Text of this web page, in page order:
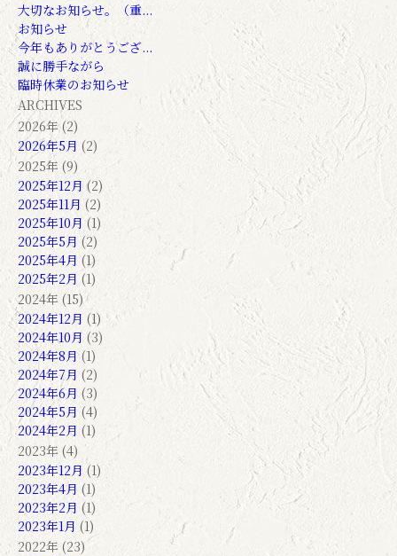
大切なお知らせ。（重...
お知らせ
今年もありがとうござ...
誠に勝手ながら
臨時休業のお知らせ
ARCHIVES
2026年 (2)
2026年5月 (2)
2025年 (9)
2025年12月(2)
2025年11月 (2)
2025年10月 (1)
2025年5月 (2)
2025年4月 (1)
2025年2月 (1)
2024年 (15)
2024年12月 (1)
2024年10月 (3)
2024年8月(1)
2024年7月 (2)
2024年6月 (3)
2024年5月 (4)
2024年2月 (1)
2023年 (4)
2023年12月 (1)
2023年4月 (1)
2023年2月 (1)
2023年1月 (1)
2022年 (23)